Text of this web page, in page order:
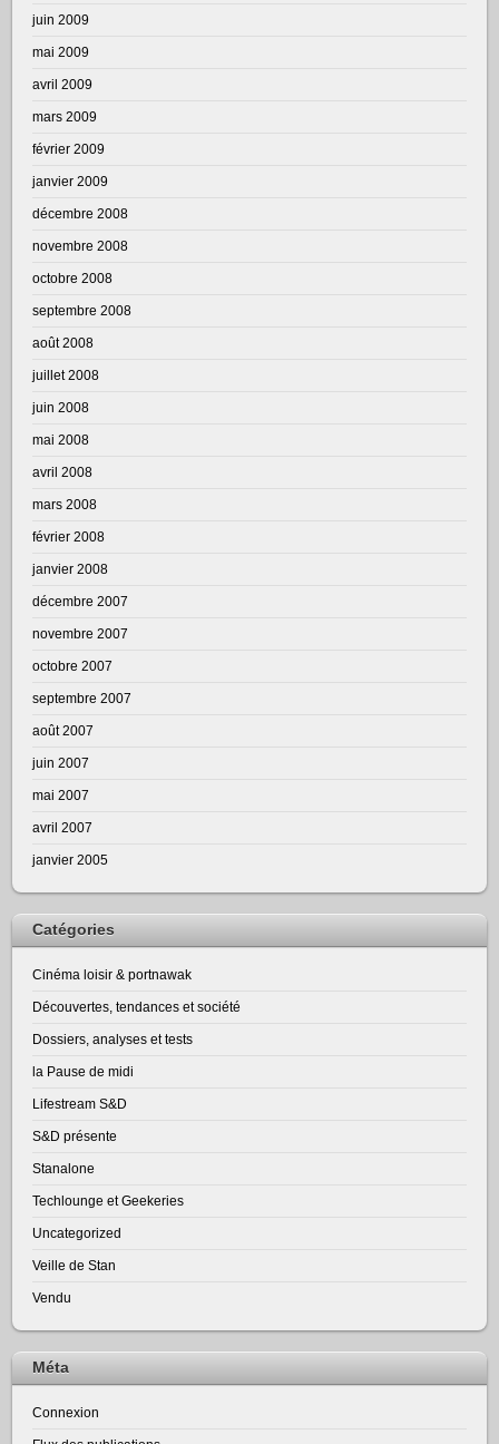
juin 2009
mai 2009
avril 2009
mars 2009
février 2009
janvier 2009
décembre 2008
novembre 2008
octobre 2008
septembre 2008
août 2008
juillet 2008
juin 2008
mai 2008
avril 2008
mars 2008
février 2008
janvier 2008
décembre 2007
novembre 2007
octobre 2007
septembre 2007
août 2007
juin 2007
mai 2007
avril 2007
janvier 2005
Catégories
Cinéma loisir & portnawak
Découvertes, tendances et société
Dossiers, analyses et tests
la Pause de midi
Lifestream S&D
S&D présente
Stanalone
Techlounge et Geekeries
Uncategorized
Veille de Stan
Vendu
Méta
Connexion